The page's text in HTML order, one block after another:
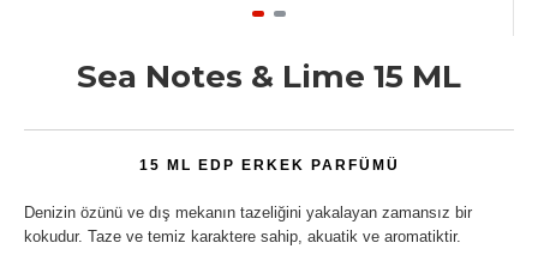
Sea Notes & Lime 15 ML
15 ML EDP ERKEK PARFÜMÜ
Denizin özünü ve dış mekanın tazeliğini yakalayan zamansız bir
kokudur. Taze ve temiz karaktere sahip, akuatik ve aromatiktir.